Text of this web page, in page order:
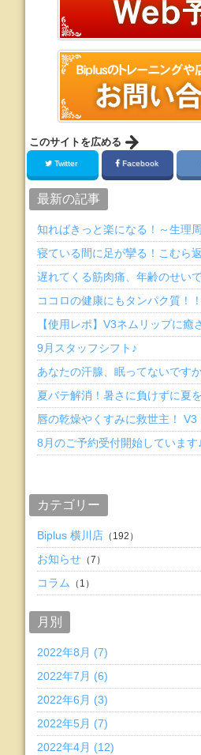
このサイトを広める
Twitter Facebook
最新の記事
知ればきっと楽になる！～生理
寝ている間に足が攣る！こむら
遅れてくる筋肉痛、年齢のせい
ココロの健康にもタンパク質！！
【使用レポ】V3ネムリップに癒
9月スタッフシフト♪
あなたの汗腺、眠ってないです
夏バテ解消！暑さに負けずに夏
唇の乾燥やくすみに救世主！ V3
8月のご予約受付開始しています
カテゴリー
Biplus 横川店 （192）
お知らせ （7）
コラム （1）
月別
2022年8月 (7)
2022年7月 (6)
2022年6月 (3)
2022年5月 (7)
2022年4月 (12)